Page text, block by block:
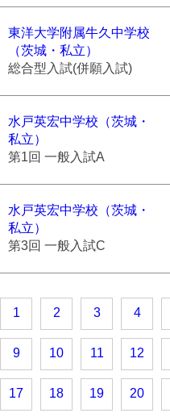
東洋大学附属牛久中学校
（茨城・私立）
総合型入試(併願入試)
水戸英宏中学校（茨城・
私立）
第1回 一般入試A
水戸英宏中学校（茨城・
私立）
第3回 一般入試C
1 2 3 4
9 10 11 12
17 18 19 20